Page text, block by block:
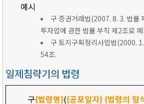
예시
구 증권거래법(2007. 8. 3. 법률
투자업에 관한 법률 부칙 제2조로
구 토지구획정리사업법(2000.
54조.
일제침략기의 법령
구{법령명}({공포일자}{법령의 형